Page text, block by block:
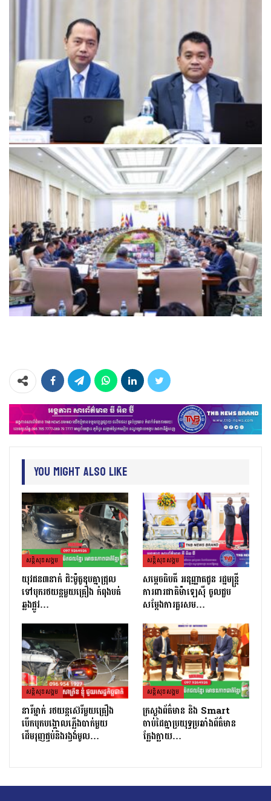
You Might Also Like
សន្តិសុខសង្គម
យុវជន៣នាក់ ជិះម៉ូតូឌុបគ្នាជ្រុល
ទៅបុករថយន្តមួយគ្រឿង កំពុងបត់
ឆ្លងផ្លូវ…
សន្តិសុខសង្គម
សម្តេចធិបតី អនុញ្ញាតជូន រដ្ឋមន្ត្រី
ការពារជាតិម៉ាឡេស៊ី ចូលជួប
សម្តែងការគួរសម…
សន្តិសុខសង្គម
នារីម្នាក់ រថយន្តស៊េរីមួយគ្រឿង
បើកបុកបង្គោលភ្លើងបាក់មួយ
ដើមរុញផ្ទប់និងរង្វង់មូល…
សន្តិសុខសង្គម
ក្រសួងព័ត៌មាន និង Smart
ចាប់ដៃគ្នាប្រយុទ្ធប្រឆាំងព័ត៌មាន
ក្លែងក្លាយ…